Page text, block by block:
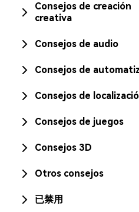
Consejos de creación
creativa
Consejos de audio
Consejos de
Consejos de
Consejos de juegos
Consejos 3D
Otros consejos
已禁用